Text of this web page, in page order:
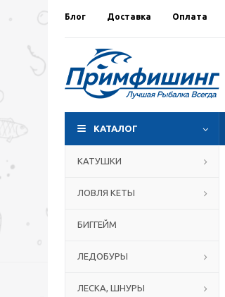
Блог Доставка Оплата
КАТАЛОГ
КАТУШКИ
ЛОВЛЯ КЕТЫ
БИГГЕЙМ
ЛЕДОБУРЫ
ЛЕСКА, ШНУРЫ